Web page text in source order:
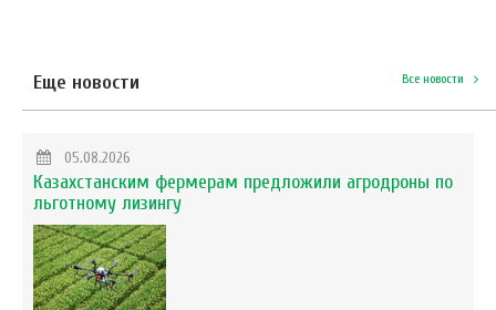
Еще новости Все новости
05.08.2026
Казахстанским фермерам предложили агродроны по
льготному лизингу